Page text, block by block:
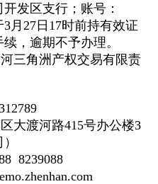
发区支行；账号：
3月27日17时前持有效证
，逾期不予办理。
三角洲产权交易有限责
大渡河路415号办公楼3
8239088